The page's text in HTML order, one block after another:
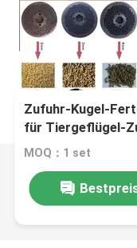
Zufuhr-Kugel-
für Tiergeflügel-
MOQ：1 set